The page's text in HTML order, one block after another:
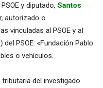
y diputado, Santos
autorizado o
vinculadas al PSOE y al
PSOE: «Fundación Pablo
o vehículos.
del investigado